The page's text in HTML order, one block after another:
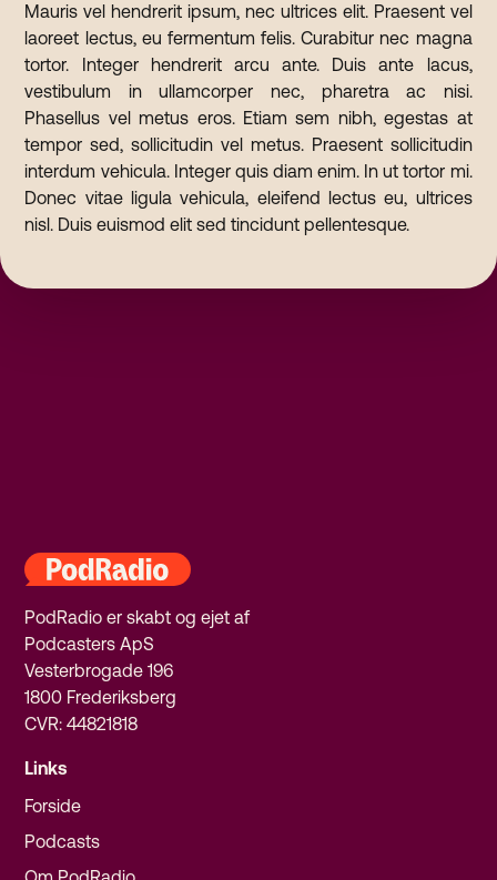
Mauris vel hendrerit ipsum, nec ultrices elit. Praesent vel
laoreet lectus, eu fermentum felis. Curabitur nec magna
tortor. Integer hendrerit arcu ante. Duis ante lacus,
vestibulum in ullamcorper nec, pharetra ac nisi.
Phasellus vel metus eros. Etiam sem nibh, egestas at
tempor sed, sollicitudin vel metus. Praesent sollicitudin
interdum vehicula. Integer quis diam enim. In ut tortor mi.
Donec vitae ligula vehicula, eleifend lectus eu, ultrices
nisl. Duis euismod elit sed tincidunt pellentesque.
PodRadio er skabt og ejet af
Podcasters ApS
Vesterbrogade 196
1800 Frederiksberg
CVR: 44821818
Links
Forside
Podcasts